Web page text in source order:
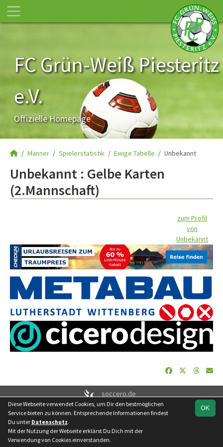
FC Grün-Weiß Piesteritz
e.V.
Offizielle Homepage
Männer Spielerstatistik Ewige Tabelle Unbekannt
Unbekannt : Gelbe Karten
(2.Mannschaft)
zum Profil
von
Unbekannt
soccero.de
© 2006 - 2026
Besucherstatistik Geburtstage Impressum
Datenschutz
Kontakt
OK
Diese Webseite verwendet Cookies, um Dir den bestmöglichen
Service bieten zu können. Entsprechende Informationen findest
Du unter Datenschutz.
Mit der Nutzung der Webseite erklärst Du Dich mit der
Verwendung von Cookies einverstanden.